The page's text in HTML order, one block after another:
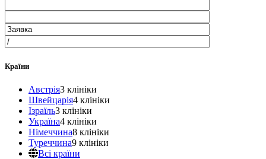
Країни
Австрія3 клініки
Швейцарія4 клініки
Ізраїль3 клініки
Україна4 клініки
Німеччина8 клініки
Туреччина9 клініки
Всі країни